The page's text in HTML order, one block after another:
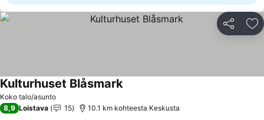
Jaa
Koko talo/asunto
Kulturhuset BlåsmarkKatso hinnat
8,9 Loistava 15 10.1 km kohteesta Keskusta